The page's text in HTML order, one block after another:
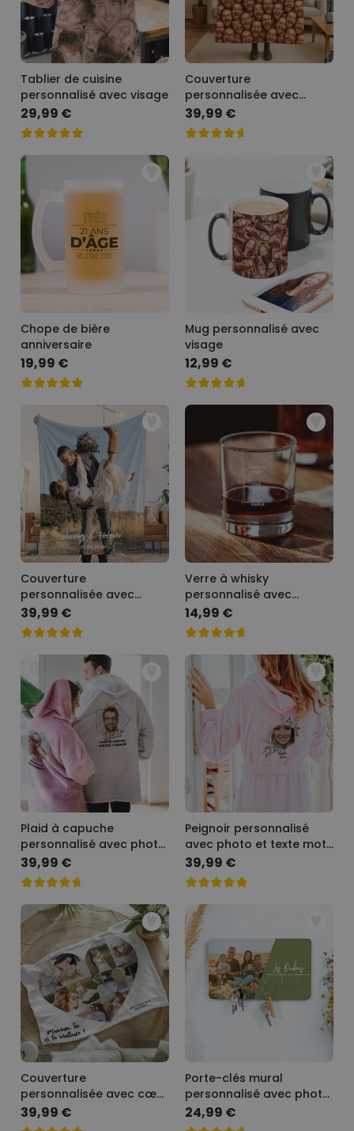
Tablier de cuisine
personnalisé avec visage
29,99 €
Couverture
personnalisée avec
visage
39,99 €
Chope de bière
anniversaire
19,99 €
Mug personnalisé avec
visage
12,99 €
Couverture
personnalisée avec
photo et texte
39,99 €
Verre à whisky
personnalisé avec
gravure
14,99 €
Plaid à capuche
personnalisé avec photo
et texte
39,99 €
Peignoir personnalisé
avec photo et texte motif
feuilles
39,99 €
Couverture
personnalisée avec cœur
et texte
39,99 €
Porte-clés mural
personnalisé avec photo
et texte
24,99 €